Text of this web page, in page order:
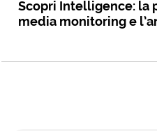
Scopri Intelligence: la
media monitoring e